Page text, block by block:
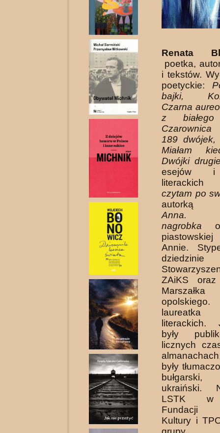
Renata
poetka,
i tekstów.
poetyckie:
bajki,
Czarna
z białego
189 dwójek,
Miałam
Dwójki
esejów i
czytam po
autorką
Anna.
nagrobka o
Annie.
dziedzinie
ZAiKS oraz
laureatka
literackich.
były
licznych
były
ukraiński.
LSTK w
Fundacji
Kultury i